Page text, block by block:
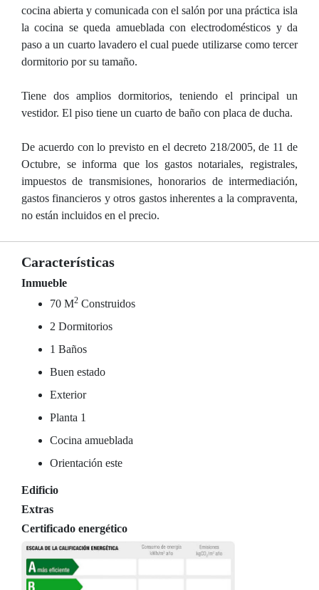
cocina abierta y comunicada con el salón por una práctica isla
la cocina se queda amueblada con electrodomésticos y da
paso a un cuarto lavadero el cual puede utilizarse como tercer
dormitorio por su tamaño.
Tiene dos amplios dormitorios, teniendo el principal un
vestidor. El piso tiene un cuarto de baño con placa de ducha.
De acuerdo con lo previsto en el decreto 218/2005, de 11 de
Octubre, se informa que los gastos notariales, registrales,
impuestos de transmisiones, honorarios de intermediación,
gastos financieros y otros gastos inherentes a la compraventa,
no están incluidos en el precio.
Características
Inmueble
70 M2 Construidos
2 Dormitorios
1 Baños
Buen estado
Exterior
Planta 1
Cocina amueblada
Orientación este
Edificio
Extras
Certificado energético